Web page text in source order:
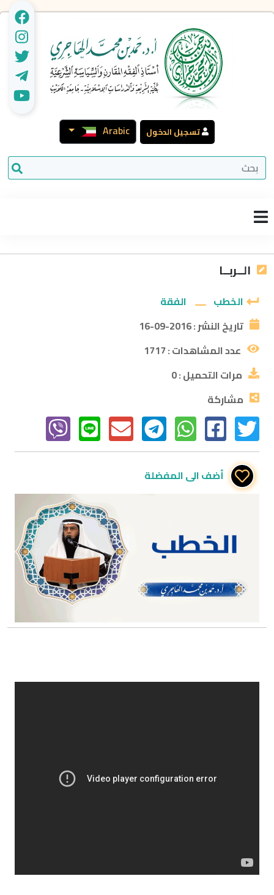
تسجيل الدخول Arabic
الــربــا
الخطب
الفقة
تاريخ النشر :2016-09-16
عدد المشاهدات :1717
مرات التحميل :0
مشاركة
أضف الى المفضلة